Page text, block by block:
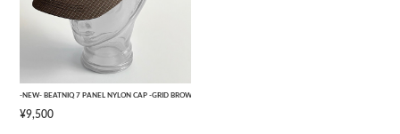
-NEW- BEATNIQ 7 PANEL NYLON CAP -GRID BROWN CAMOUFLAGE- [ONE SIZE]
¥9,500